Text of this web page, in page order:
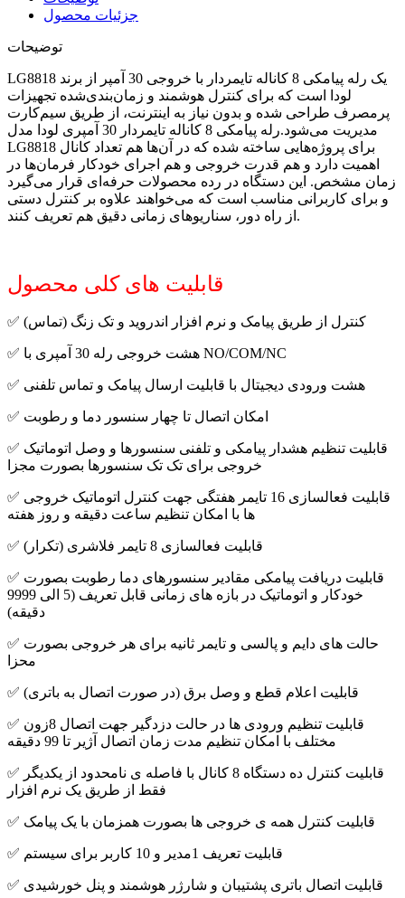
جزئیات محصول
توضیحات
LG8818 یک رله پیامکی 8 کاناله تایمردار با خروجی 30 آمپر از برند
لودا است که برای کنترل هوشمند و زمان‌بندی‌شده تجهیزات
پرمصرف طراحی شده و بدون نیاز به اینترنت، از طریق سیم‌کارت
مدیریت می‌شود.رله پیامکی 8 کاناله تایمردار 30 آمپری لودا مدل
LG8818 برای پروژه‌هایی ساخته شده که در آن‌ها هم تعداد کانال
اهمیت دارد و هم قدرت خروجی و هم اجرای خودکار فرمان‌ها در
زمان مشخص. این دستگاه در رده محصولات حرفه‌ای قرار می‌گیرد
و برای کاربرانی مناسب است که می‌خواهند علاوه بر کنترل دستی
از راه دور، سناریوهای زمانی دقیق هم تعریف کنند.
✅ کنترل از طریق پیامک و نرم افزار اندروید و تک زنگ (تماس)
✅ هشت خروجی رله 30 آمپری با NO/COM/NC
✅ هشت ورودی دیجیتال با قابلیت ارسال پیامک و تماس تلفنی
✅ امکان اتصال تا چهار سنسور دما و رطوبت
✅ قابلیت تنظیم هشدار پیامکی و تلفنی سنسورها و وصل اتوماتیک
خروجی برای تک تک سنسورها بصورت مجزا
✅ قابلیت فعالسازی 16 تایمر هفتگی جهت کنترل اتوماتیک خروجی
ها با امکان تنظیم ساعت دقیقه و روز هفته
✅ قابلیت فعالسازی 8 تایمر فلاشری (تکرار)
✅ قابلیت دریافت پیامکی مقادیر سنسورهای دما رطوبت بصورت
خودکار و اتوماتیک در بازه های زمانی قابل تعریف (5 الی 9999
دقیقه)
✅ حالت های دایم و پالسی و تایمر ثانیه برای هر خروجی بصورت
محزا
✅ قابلیت اعلام قطع و وصل برق (در صورت اتصال به باتری)
✅ قابلیت تنظیم ورودی ها در حالت دزدگیر جهت اتصال 8زون
مختلف با امکان تنظیم مدت زمان اتصال آژیر تا 99 دقیقه
✅ قابلیت کنترل ده دستگاه 8 کانال با فاصله ی نامحدود از یکدیگر
فقط از طریق یک نرم افزار
✅ قابلیت کنترل همه ی خروجی ها بصورت همزمان با یک پیامک
✅ قابلیت تعریف 1مدیر و 10 کاربر برای سیستم
✅ قابلیت اتصال باتری پشتیبان و شارژر هوشمند و پنل خورشیدی